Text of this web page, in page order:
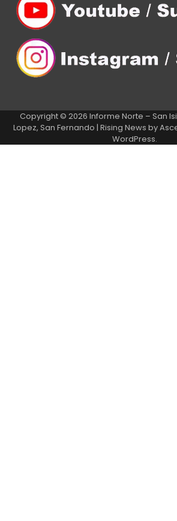
Copyright © 2026 Informe Norte – San
Lopez, San Fernando | Rising News by
WordPress.